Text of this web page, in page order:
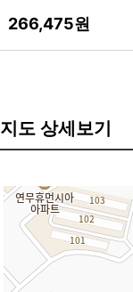
266,475
지도 상세보기